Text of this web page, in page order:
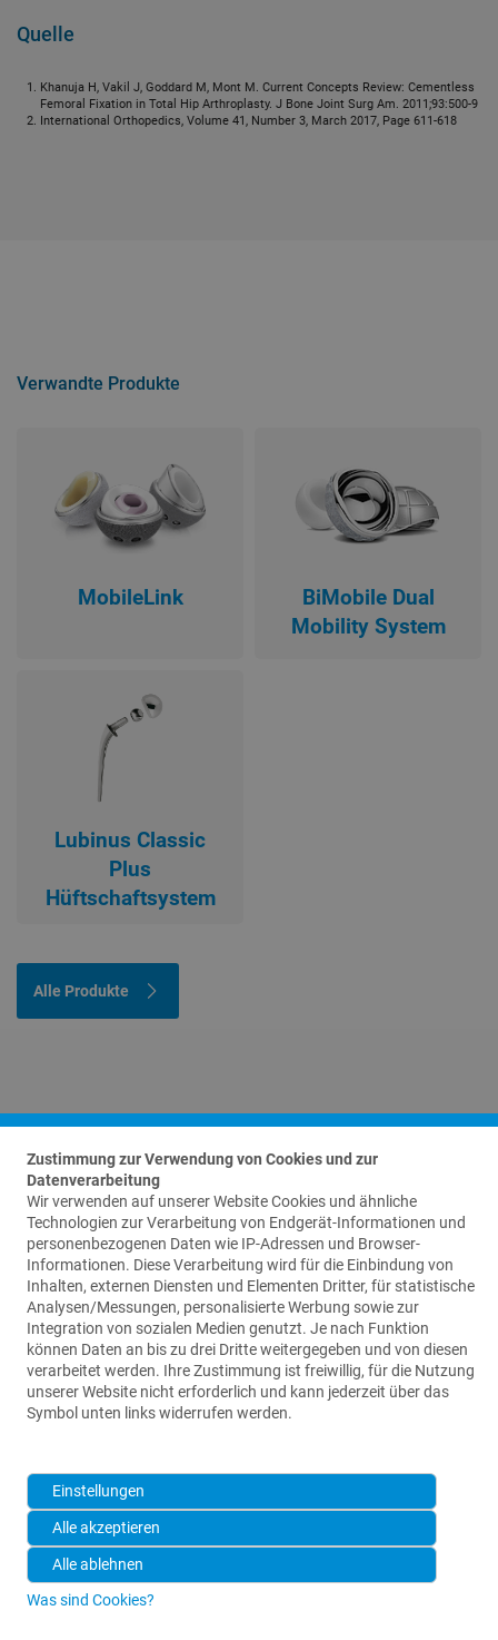
Quelle
Khanuja H, Vakil J, Goddard M, Mont M. Current Concepts Review: Cementless
Femoral Fixation in Total Hip Arthroplasty. J Bone Joint Surg Am. 2011;93:500-9
International Orthopedics, Volume 41, Number 3, March 2017, Page 611-618
Verwandte Produkte
MobileLink
BiMobile Dual
Mobility System
Lubinus Classic
Plus
Hüftschaftsystem
Alle Produkte
Contact us
Waldemar Link GmbH & Co. KG
Barkhausenweg 10
22339 Hamburg
Zustimmung zur Verwendung von Cookies und zur
Datenverarbeitung
Wir verwenden auf unserer Website Cookies und ähnliche
Technologien zur Verarbeitung von Endgerät-Informationen und
personenbezogenen Daten wie IP-Adressen und Browser-
Informationen. Diese Verarbeitung wird für die Einbindung von
Inhalten, externen Diensten und Elementen Dritter, für statistische
Analysen/Messungen, personalisierte Werbung sowie zur
Integration von sozialen Medien genutzt. Je nach Funktion
können Daten an bis zu drei Dritte weitergegeben und von diesen
verarbeitet werden. Ihre Zustimmung ist freiwillig, für die Nutzung
unserer Website nicht erforderlich und kann jederzeit über das
Symbol unten links widerrufen werden.
Einstellungen
Alle akzeptieren
Alle ablehnen
Was sind Cookies?